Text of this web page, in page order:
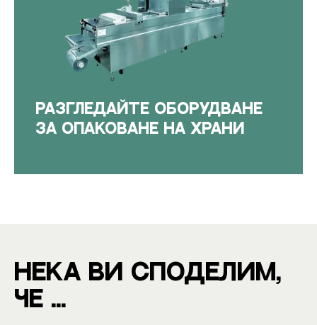
РАЗГЛЕДАЙТЕ ОБОРУДВАНЕ
ЗА ОПАКОВАНЕ НА ХРАНИ
НЕКА ВИ СПОДЕЛИМ,
ЧЕ ...